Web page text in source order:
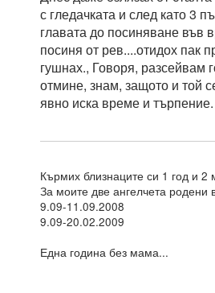
с гледачката и след като 3
главата до посиняване във
посиня от рев....отидох пак
гушнах., Говоря, разсейвам
отмине, знам, защото и той
явно иска време и търпение.
Кърмих близнаците си 1 год и 2
За моите две ангелчета родени
9.09-11.09.2008
9.09-20.02.2009
Една година без мама...